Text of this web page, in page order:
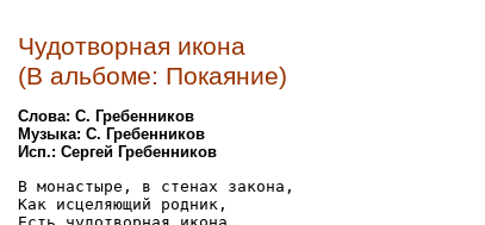
Чудотворная икона
(В альбоме: Покаяние)
Слова: С. Гребенников
Музыка: С. Гребенников
Исп.: Сергей Гребенников
В монастыре, в стенах закона,
Как исцеляющий родник,